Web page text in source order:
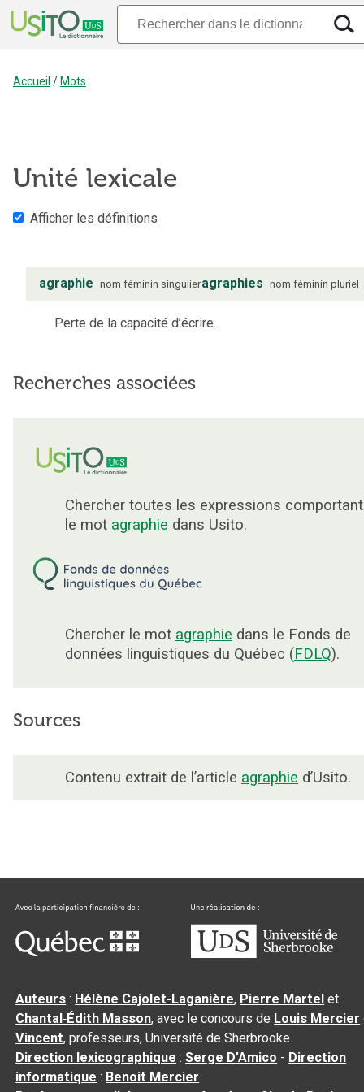
Accueil / Mots
Unité lexicale
Afficher les définitions
agraphie nom féminin singulieragraphies nom féminin pluriel
Perte de la capacité d’écrire.
Recherches associées
Chercher toutes les expressions comportant
le mot agraphie dans Usito.
Chercher le mot agraphie dans le Fonds de
données linguistiques du Québec (FDLQ).
Sources
Contenu extrait de l’article agraphie d’Usito.
Auteurs : Hélène Cajolet-Laganière, Pierre Martel et
Chantal‑Édith Masson, avec le concours de Louis Mercier
Vincent, professeurs, Université de Sherbrooke
Direction lexicographique :Serge D’Amico - Direction
informatique : Benoit Mercier